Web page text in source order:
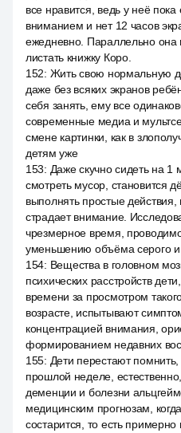
все нравится, ведь у неё
вниманием и нет 12 часов
ежедневно. Параллельно она
листать книжку Коро.
152: Жить свою нормальную
даже без всяких экранов
себя занять, ему все
современные медиа и
смене картинки, как в
детям уже
153: Даже скучно сидеть на 1
смотреть мусор, становится
выполнять простые действия,
страдает внимание.
чрезмерное время,
уменьшению объёма серого и
154: Вещества в головном
психических расстройств
времени за просмотром
возрасте, испытывают
концентрацией внимания,
формированием недавних
155: Дети перестают
прошлой неделе,
деменции и болезни
медицинским прогнозам,
состарится, то есть